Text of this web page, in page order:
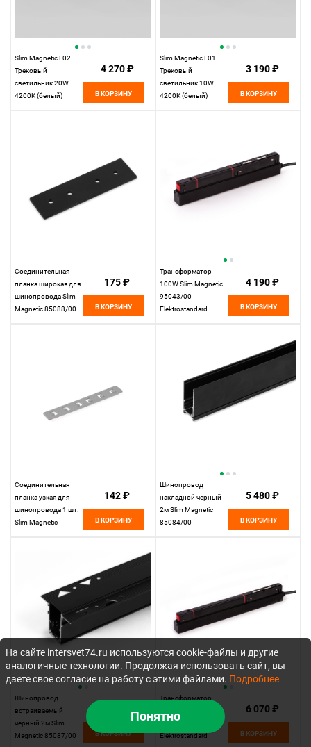
Slim Magnetic L02
Трековый
светильник 20W
4200K (белый)
4 270 ₽
В КОРЗИНУ
Slim Magnetic L01
Трековый
светильник 10W
4200K (белый)
3 190 ₽
В КОРЗИНУ
Соединительная
планка широкая для
шинопровода Slim
Magnetic 85088/00
175 ₽
В КОРЗИНУ
Трансформатор
100W Slim Magnetic
95043/00
Elektrostandard
4 190 ₽
В КОРЗИНУ
Соединительная
планка узкая для
шинопровода 1 шт.
Slim Magnetic
142 ₽
В КОРЗИНУ
Шинопровод
накладной черный
2м Slim Magnetic
85084/00
5 480 ₽
В КОРЗИНУ
Шинопровод
встраиваемый
черный 2м Slim
Magnetic 85087/00
В КОРЗИНУ
Трансформатор
200W Slim Magnetic
95042/00
Elektrostandard
6 070 ₽
В КОРЗИНУ
На сайте intersvet74.ru используются cookie-файлы и другие
аналогичные технологии. Продолжая использовать сайт, вы
даете свое согласие на работу с этими файлами. Подробнее
Понятно